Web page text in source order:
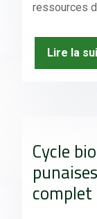
ressources
Lire la
Cycle
complet